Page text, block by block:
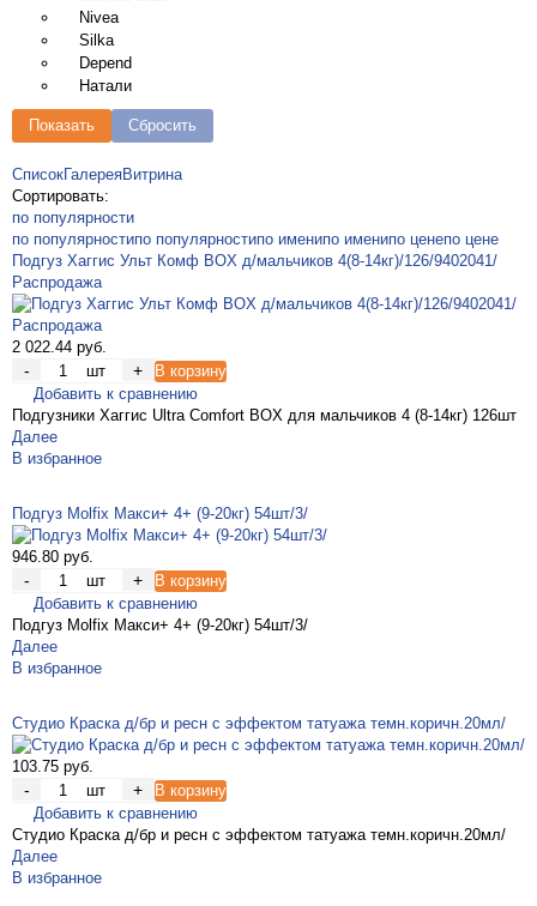
Nivea
Silka
Depend
Натали
Показать Сбросить
СписокГалереяВитрина
Сортировать:
по популярности
по популярностипо популярностипо именипо именипо ценепо цене
Подгуз Хаггис Ульт Комф BOX д/мальчиков 4(8-14кг)/126/9402041/
Распродажа
2 022.44 руб.
- шт +
В корзину
Добавить к сравнению
Подгузники Хаггис Ultra Comfort BOX для мальчиков 4 (8-14кг) 126шт
Далее
В избранное
Подгуз Molfix Макси+ 4+ (9-20кг) 54шт/3/
946.80 руб.
- шт +
В корзину
Добавить к сравнению
Подгуз Molfix Макси+ 4+ (9-20кг) 54шт/3/
Далее
В избранное
Студио Краска д/бр и ресн с эффектом татуажа темн.коричн.20мл/
103.75 руб.
- шт +
В корзину
Добавить к сравнению
Студио Краска д/бр и ресн с эффектом татуажа темн.коричн.20мл/
Далее
В избранное